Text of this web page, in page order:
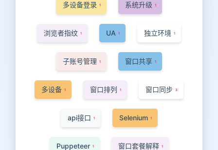
多设备登录 1 系统升级 1
浏览者指纹 1 UA 1 独立环境 1
子账号管理 1 窗口共享 1
多设备 1 窗口排列 1 窗口同步 3
api接口 1 Selenium 1
Puppeteer 1 窗口套餐解释 1